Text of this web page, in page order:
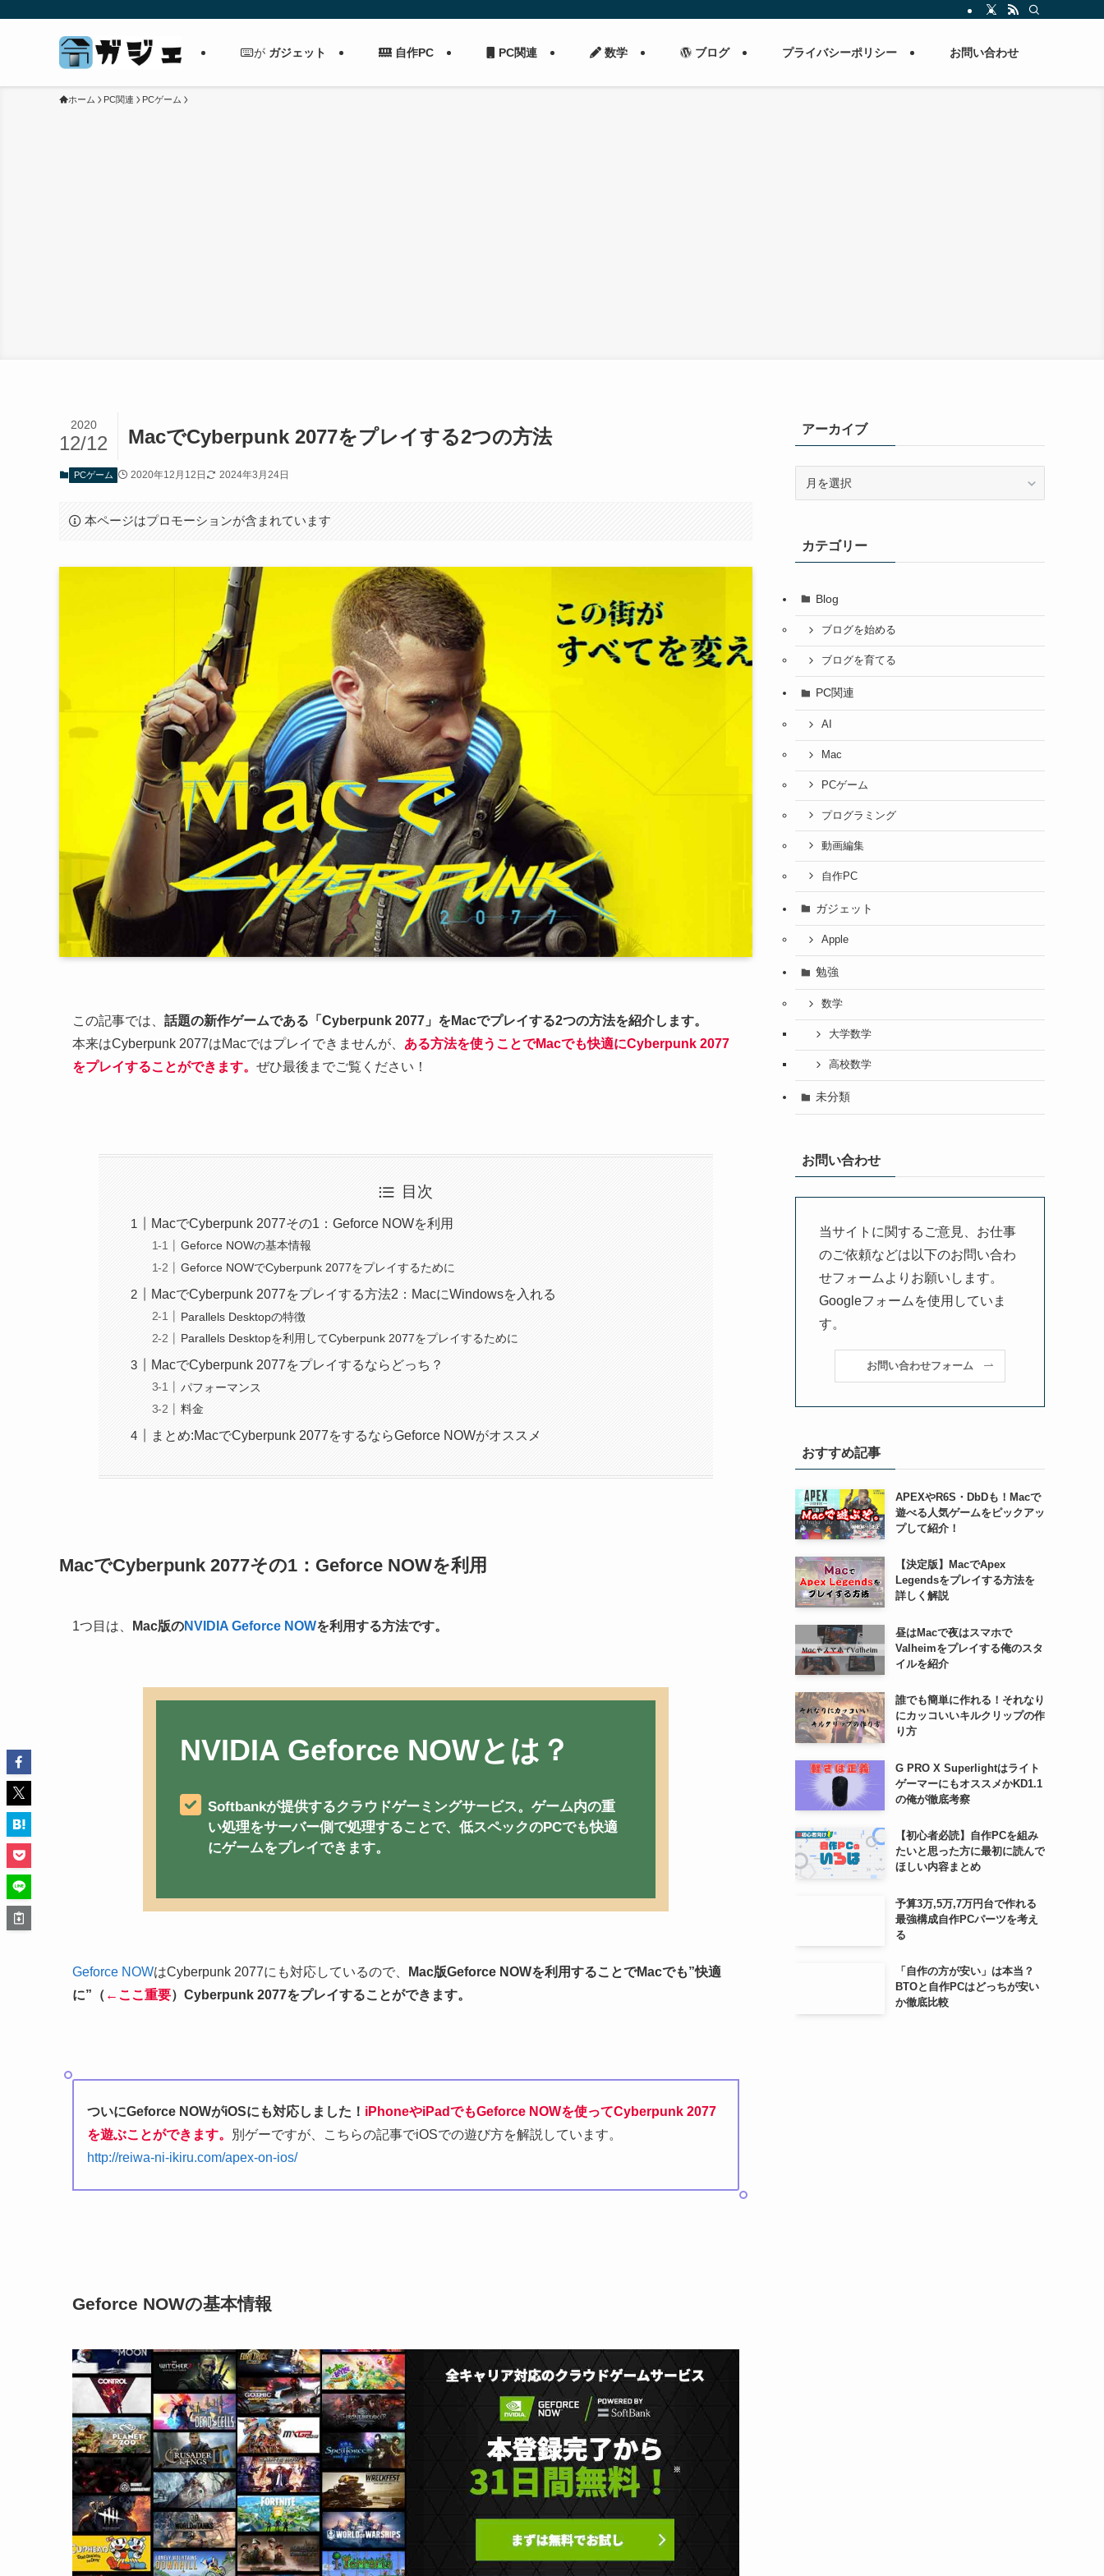
が ガジェット 自作PC PC関連 数学 ブログ プライバシーポリシー お問い合わせ
ホーム PC関連 PCゲーム
MacでCyberpunk 2077をプレイする2つの方法
2020
12/12
PCゲーム 2020年12月12日 2024年3月24日
本ページはプロモーションが含まれています
この記事では、 話題の新作ゲームである「 Cyberpunk 2077 」を Macでプレイする2つの方法を紹介します。
本来はCyberpunk 2077はMacではプレイできませんが、 ある方法を使うことでMacでも快適にCyberpunk 2077
をプレイすることができます。 ぜひ最後までご覧ください！
目次
MacでCyberpunk 2077その1：Geforce NOWを利用
Geforce NOWの基本情報
Geforce NOWでCyberpunk 2077をプレイするために
MacでCyberpunk 2077をプレイする方法2：MacにWindowsを入れる
Parallels Desktopの特徴
Parallels Desktopを利用してCyberpunk 2077をプレイするために
MacでCyberpunk 2077をプレイするならどっち？
パフォーマンス
料金
まとめ:MacでCyberpunk 2077をするならGeforce NOWがオススメ
MacでCyberpunk 2077その1：Geforce NOWを利用
1つ目は、 Mac版のNVIDIA Geforce NOWを利用する方法です。
NVIDIA Geforce NOWとは？
Softbankが提供するクラウドゲーミングサービス。ゲーム内の重
い処理をサーバー側で処理することで、低スペックのPCでも快適
にゲームをプレイできます。
Geforce NOWはCyberpunk 2077にも対応しているので、 Mac版Geforce NOWを利用することでMacでも”快適
に”（ ←ここ重要） Cyberpunk 2077をプレイすることができます。
ついにGeforce NOWがiOSにも対応しました！ iPhoneやiPadでもGeforce NOWを使ってCyberpunk 2077
を遊ぶことができます。
別ゲーですが、こちらの記事でiOSでの遊び方を解説しています。
http://reiwa-ni-ikiru.com/apex-on-ios/
Geforce NOWの基本情報
アーカイブ
ブカテゴリー
Blog
ブログを始める
ブログを育てる
PC関連
AI
Mac
PCゲーム
プログラミング
動画編集
自作PC
ガジェット
Apple
勉強
数学
大学数学
高校数学
未分類
お問い合わせ
当サイトに関するご意見、お仕事
のご依頼などは以下のお問い合わ
せフォームよりお願いします。
Googleフォームを使用していま
す。
お問い合わせフォーム
おすすめ記事
APEXやR6S・DbDも！Macで
遊べる人気ゲームをピックアッ
プして紹介！
【決定版】MacでApex
Legendsをプレイする方法を
詳しく解説
昼はMacで夜はスマホで
Valheimをプレイする俺のスタ
イルを紹介
誰でも簡単に作れる！それなり
にカッコいいキルクリップの作
り方
G PRO X Superlightはライト
ゲーマーにもオススメかKD1.1
の俺が徹底考察
【初心者必読】自作PCを組み
たいと思った方に最初に読んで
ほしい内容まとめ
予算3万,5万,7万円台で作れる
最強構成自作PCパーツを考え
る
「自作の方が安い」は本当？
BTOと自作PCはどっちが安い
か徹底比較